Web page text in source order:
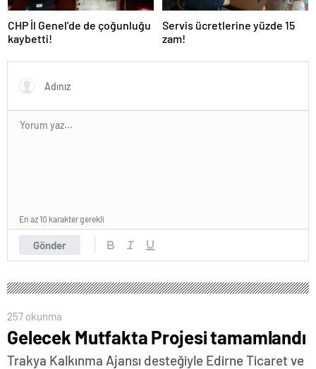
CHP İl Genel’de de çoğunluğu
kaybetti!
Servis ücretlerine yüzde 15
zam!
Gönder
En az 10 karakter gerekli
257 okunma
Gelecek Mutfakta Projesi tamamlandı
Trakya Kalkınma Ajansı desteğiyle Edirne Ticaret ve